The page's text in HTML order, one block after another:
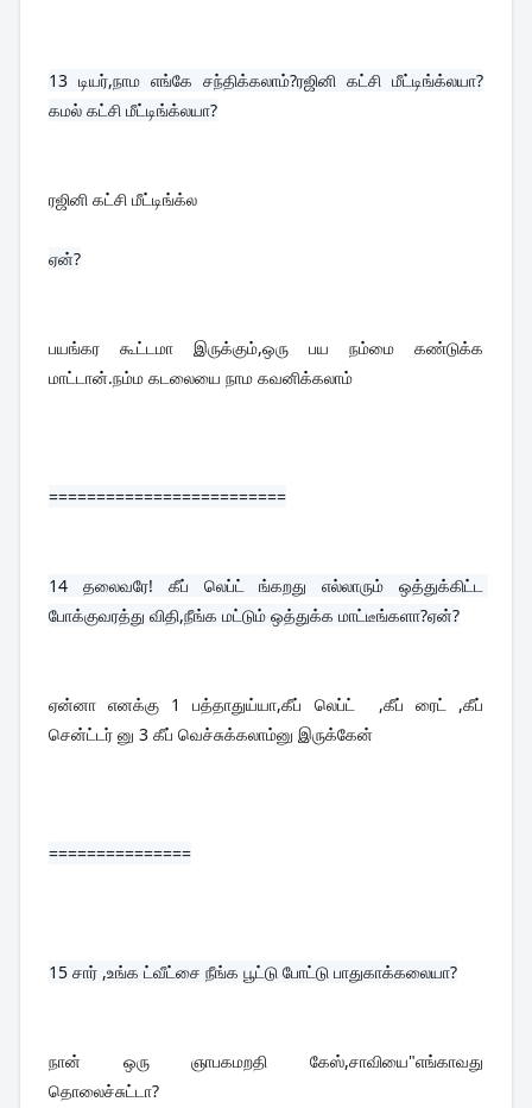
13 டியர்,நாம எங்கே சந்திக்கலாம்?ரஜினி கட்சி மீட்டிங்க்லயா?
கமல் கட்சி மீட்டிங்க்லயா?
ரஜினி கட்சி மீட்டிங்க்ல
ஏன்?
பயங்கர கூட்டமா இருக்கும்,ஒரு பய நம்மை கண்டுக்க
மாட்டான்.நம்ம கடலையை நாம கவனிக்கலாம்
=========================
14 தலைவரே! கீப் லெப்ட் ங்கறது எல்லாரும் ஒத்துக்கிட்ட
போக்குவரத்து விதி,நீங்க மட்டும் ஒத்துக்க மாட்டீங்களா?ஏன்?
ஏன்னா எனக்கு 1 பத்தாதுய்யா,கீப் லெப்ட்  ,கீப் ரைட் ,கீப்
சென்ட்டர் னு 3 கீப் வெச்சுக்கலாம்னு இருக்கேன்
===============
15 சார் ,உங்க ட்வீட்சை நீங்க பூட்டு போட்டு பாதுகாக்கலையா?
நான் ஒரு ஞாபகமறதி கேஸ்,சாவியை"எங்காவது
தொலைச்சுட்டா?